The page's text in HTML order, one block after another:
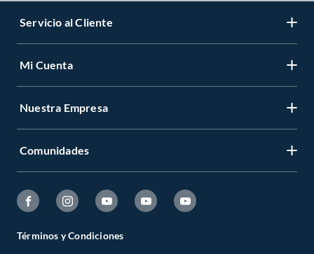
Servicio al Cliente
Mi Cuenta
Nuestra Empresa
Comunidades
Términos y Condiciones